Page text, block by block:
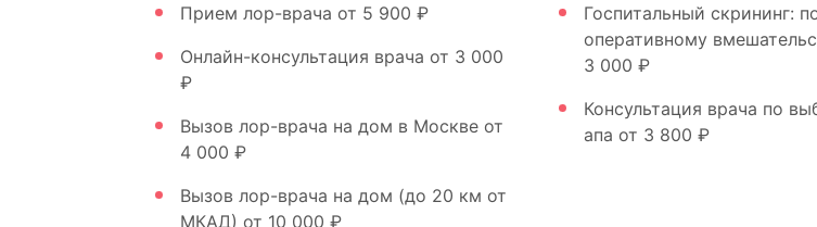
Прием лор-врача от 5 900 ₽
Онлайн-консультация врача от 3 000
₽
Вызов лор-врача на дом в Москве от
4 000 ₽
Вызов лор-врача на дом (до 20 км от
МКАД) от 10 000 ₽
Госпитальный скрининг:
оперативному
3 000 ₽
Консультация врача по
апа от 3 800 ₽